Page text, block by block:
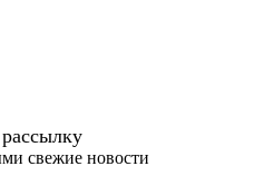
свежие новости